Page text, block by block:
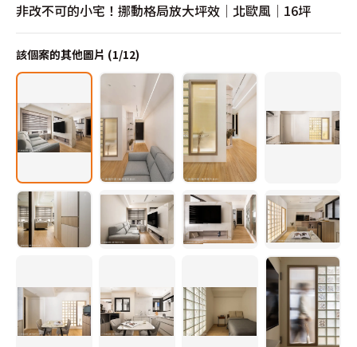
非改不可的小宅！挪動格局放大坪效│北歐風│16坪
該個案的其他圖片 (1/12)